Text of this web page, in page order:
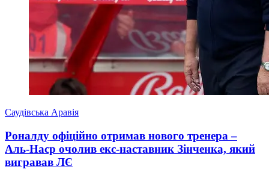
Саудівська Аравія
Роналду офіційно отримав нового тренера –
Аль-Наср очолив екс-наставник Зінченка, який
вигравав ЛЄ